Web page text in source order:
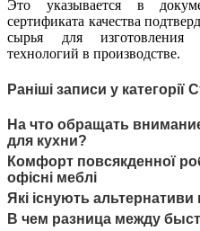
Это указывается в
сертификата качества
сырья для
технологий в производстве.
Раніші записи у категорії
На что обращать
для кухни?
Комфорт повсякденної
офісні меблі
Які існують
В чем разница между